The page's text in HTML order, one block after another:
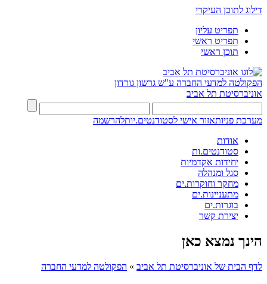
דילוג לתוכן העיקרי
תפריט עליון
תפריט ראשי
תוכן ראשי
הפקולטה למדעי החברה ע"ש גרשון גורדון
אוניברסיטת תל אביב
מערכת פניותאזור אישי לסטודנטים.יותלהרשמה
אודות
סטודנטים.ות
יחידות אקדמיות
סגל ומנהלה
מחקר וחוקרות.ים
מתעניינות.ים
בוגרות.ים
יצירת קשר
הינך נמצא כאן
לדף הבית של אוניברסיטת תל אביב » הפקולטה למדעי החברה